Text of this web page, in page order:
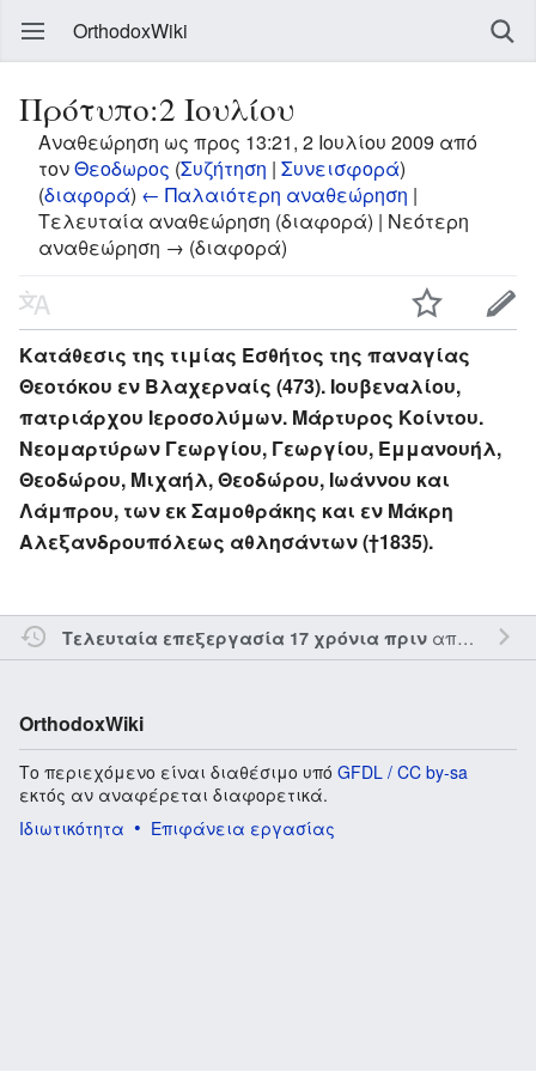
OrthodoxWiki
Πρότυπο:2 Ιουλίου
Αναθεώρηση ως προς 13:21, 2 Ιουλίου 2009 από
τονΘεοδωρος (Συζήτηση | Συνεισφορά)
(διαφορά) ← Παλαιότερη αναθεώρηση |
Τελευταία αναθεώρηση (διαφορά) | Νεότερη
αναθεώρηση → (διαφορά)
Κατάθεσις της τιμίας Εσθήτος της παναγίας
Θεοτόκου εν Βλαχερναίς (473). Ιουβεναλίου,
πατριάρχου Ιεροσολύμων. Μάρτυρος Κοίντου.
Νεομαρτύρων Γεωργίου, Γεωργίου, Εμμανουήλ,
Θεοδώρου, Μιχαήλ, Θεοδώρου, Ιωάννου και
Λάμπρου, των εκ Σαμοθράκης και εν Μάκρη
Αλεξανδρουπόλεως αθλησάντων (†1835).
Τελευταία επεξεργασία 17 χρόνια πριναπό τον την
OrthodoxWiki
Το περιεχόμενο είναι διαθέσιμο υπό GFDL / CC by-sa
εκτός αν αναφέρεται διαφορετικά.
Ιδιωτικότητα
Επιφάνεια εργασίας